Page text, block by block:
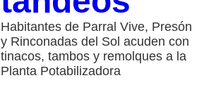
Habitantes de Parral Vive, Presón
y Rinconadas del Sol acuden con
tinacos, tambos y remolques a la
Planta Potabilizadora